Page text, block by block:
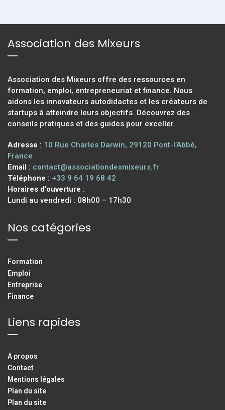
Association des Mixeurs
Association des Mixeurs offre des ressources en
formation, emploi, entrepreneuriat et finance. Nous
aidons les innovateurs autodidactes et les créateurs de
startups à atteindre leurs objectifs. Découvrez des
conseils pratiques et des guides pour exceller.
Adresse : 10 Rue Charles Darwin, 29120 Pont-l’Abbé,
France
Email : contact@associationdesmixeurs.fr
Téléphone : +33 9 64 19 68 42
Horaires d’ouverture :
Lundi au vendredi : 08h00 – 17h30
Nos catégories
Formation
Emploi
Entreprise
Finance
Liens rapides
A propos
Contact
Mentions légales
Plan du site
Plan du site